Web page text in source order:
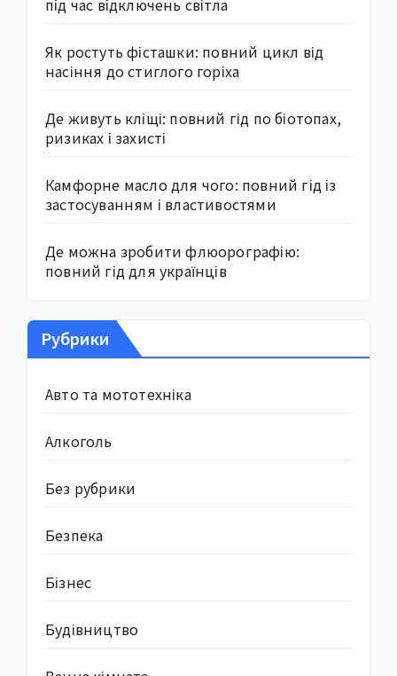
під час відключень світла
Як ростуть фісташки: повний цикл від
насіння до стиглого горіха
Де живуть кліщі: повний гід по біотопах,
ризиках і захисті
Камфорне масло для чого: повний гід із
застосуванням і властивостями
Де можна зробити флюорографію:
повний гід для українців
Рубрики
Авто та мототехніка
Алкоголь
Без рубрики
Безпека
Бізнес
Будівництво